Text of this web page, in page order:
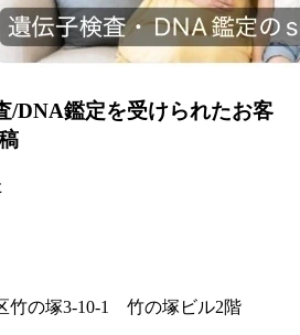
/DNA鑑定を受けられたお客
竹の塚3-10-1 竹の塚ビル2階